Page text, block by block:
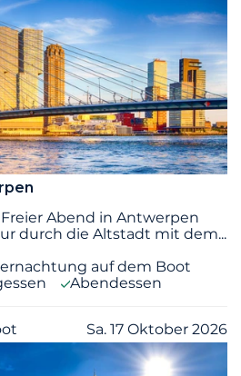
Abend in Antwerpen
durch die Altstadt mit dem...
auf dem Boot
Abendessen
Sa. 17 Oktober 2026